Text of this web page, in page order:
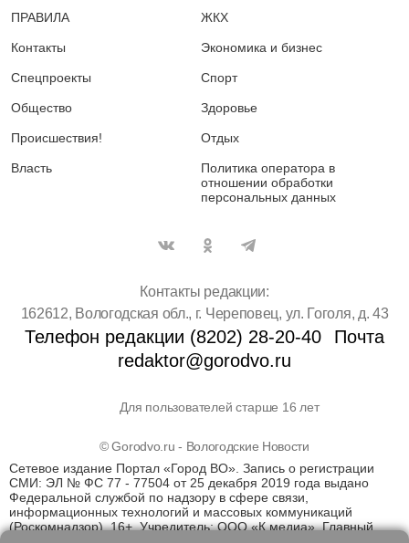
ПРАВИЛА
Контакты
Спецпроекты
Общество
Происшествия!
Власть
ЖКХ
Экономика и бизнес
Спорт
Здоровье
Отдых
Политика оператора в
отношении обработки
персональных данных
Контакты редакции:
162612, Вологодская обл., г. Череповец, ул. Гоголя, д. 43
Телефон редакции (8202) 28-20-40
Почта
redaktor@gorodvo.ru
Для пользователей старше 16 лет
© Gorodvo.ru - Вологодские Новости
Сетевое издание Портал «Город ВО». Запись о регистрации
СМИ: ЭЛ № ФС 77 - 77504 от 25 декабря 2019 года выдано
Федеральной службой по надзору в сфере связи,
информационных технологий и массовых коммуникаций
(Роскомнадзор). 16+. Учредитель: ООО «К медиа». Главный